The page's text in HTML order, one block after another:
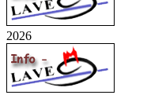
2026